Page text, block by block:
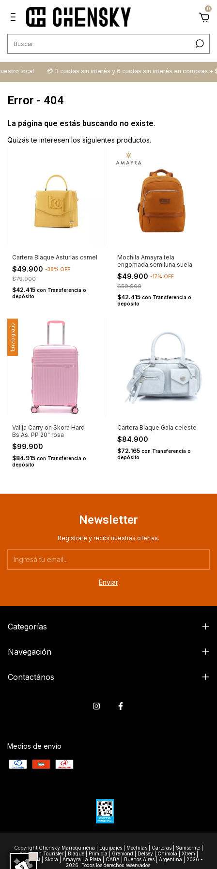
0
local 💳​ 3 cuotas sin interés y 6 cuotas sin interés en compras +
Error - 404
La página que estás buscando no existe.
Quizás te interesen los siguientes productos.
Cartera Blaque Asturias camel
$49.900 -38% OFF
$79.900
$42.415 con Transferencia o
depósito
Mochila Amayra tela
engomada semiluna suela
$49.900 -17% OFF
$59.900
$42.415 con Transferencia o
depósito
Envío gratis
Valija Carry on Skora Hard
Bs.As. PP 20" rosa
$99.900
$84.915 con Transferencia o
depósito
Cartera Blaque Gala celeste
$84.900
$72.165 con Transferencia o
depósito
Newsletter
Registrate y recibí nuestras ofertas.
Categorías
Navegación
Contactános
Medios de envío
Copyright Chensky Marroquineria | Equipajes | Mochilas | Carteras | Samsonite |
American Tourister | Blaque | Primicia | Gremond | Delsey | Chimola | Xtrem |
Wanderlast | Skora | Amayra La Plata | CABA | Buenos Aires | Argentina | 2026 -
2026. Todos los derechos reservados.